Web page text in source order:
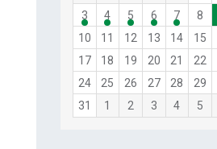
3
4 5 6 7 8
10
11 12 13 14 15
17
18 19 20 21 22
24
25 26 27 28 29
31
1 2 3 4 5